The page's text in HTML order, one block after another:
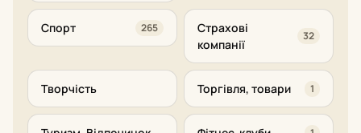
Спорт 265
Страхові
компанії
32
Творчість Торгівля, товари 1